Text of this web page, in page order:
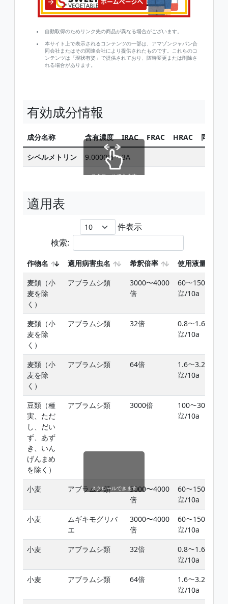
自動取得のためリンク先の商品が異なる場合がございます。
本サイト上で表示されるコンテンツの一部は、アマゾンジャパン合
同会社またはその関連会社により提供されたものです。これらのコ
ンテンツは「現状有姿」で提供されており、随時変更または削除さ
れる場合があります。
有効成分情報
成分名称 含有濃度 IRAC FRAC HRAC 同じ有
シペルメトリン 9.0000% 3A
スクロールできます
適用表
件表示
検索:
作物名 適用病害虫名 希釈倍率 使用液量
麦類（小
麦を除
く）
アブラムシ類
3000〜4000
倍
60〜150
㍑/10a
麦類（小
麦を除
く）
アブラムシ類 32倍
0.8〜1.6
㍑/10a
麦類（小
麦を除
く）
アブラムシ類 64倍
1.6〜3.2
㍑/10a
豆類（種
実、ただ
し、だい
ず、あず
き、いん
げんまめ
を除く）
アブラムシ類 3000倍
100〜300
㍑/10a
小麦 アブラムシ類
3000〜4000
倍
60〜150
㍑/10a
小麦
ムギキモグリバ
エ
3000〜4000
倍
60〜150
㍑/10a
小麦
アブラムシ類 32倍
0.8〜1.6
㍑/10a
小麦
アブラムシ類 64倍
1.6〜3.2
㍑/10a
スクロールできます